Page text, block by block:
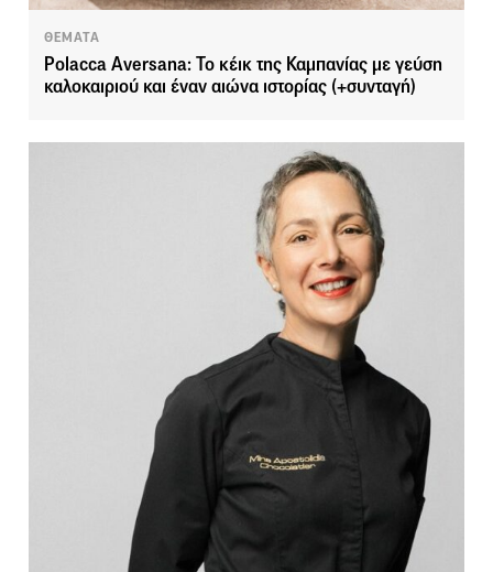
ΘΕΜΑΤΑ
Polacca Aversana: Το κέικ της Καμπανίας με γεύση
καλοκαιριού και έναν αιώνα ιστορίας (+συνταγή)